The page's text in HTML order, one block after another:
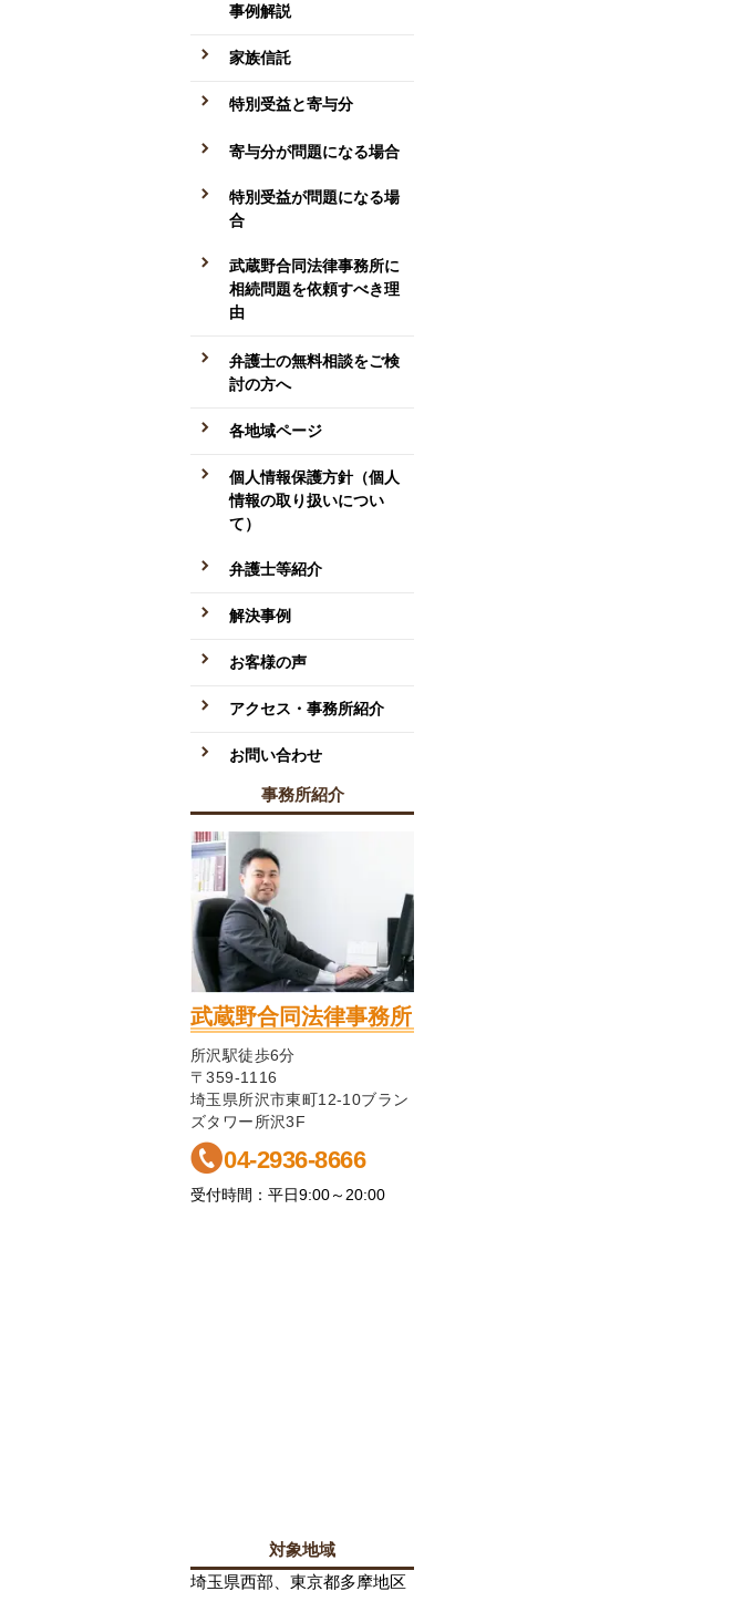
事例解説
家族信託
特別受益と寄与分
寄与分が問題になる場合
特別受益が問題になる場
合
武蔵野合同法律事務所に
相続問題を依頼すべき理
由
弁護士の無料相談をご検
討の方へ
各地域ページ
個人情報保護方針（個人
情報の取り扱いについ
て）
弁護士等紹介
解決事例
お客様の声
アクセス・事務所紹介
お問い合わせ
事務所紹介
武蔵野合同法律事務所
所沢駅徒歩6分
〒359-1116
埼玉県所沢市東町12-10ブラン
ズタワー所沢3F
04-2936-8666
受付時間：平日9:00～20:00
対象地域
埼玉県西部、東京都多摩地区